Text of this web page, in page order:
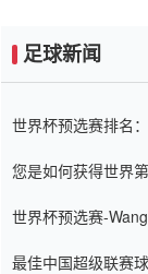
足球新闻
世界杯预选赛排名
您是如何获得世界
世界杯预选赛-
最佳中国超级联赛